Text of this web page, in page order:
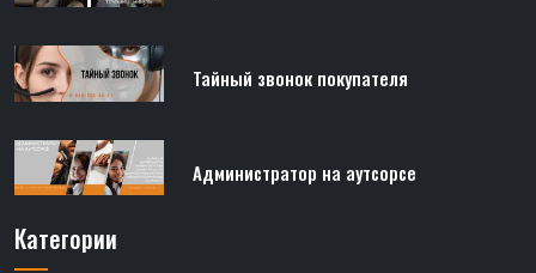
Тайный звонок покупателя
Администратор на аутсорсе
Категории